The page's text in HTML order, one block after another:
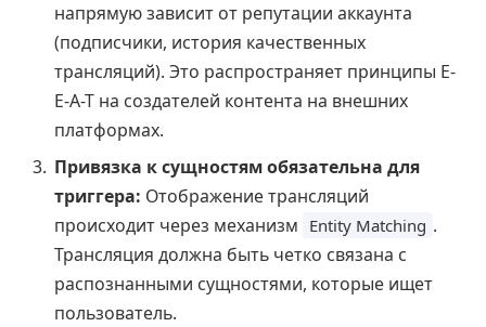
напрямую зависит от репутации аккаунта
(подписчики, история качественных
трансляций). Это распространяет принципы E-
E-A-T на создателей контента на внешних
платформах.
Привязка к сущностям обязательна для
триггера: Отображение трансляций
происходит через механизм Entity Matching .
Трансляция должна быть четко связана с
распознанными сущностями, которые ищет
пользователь.